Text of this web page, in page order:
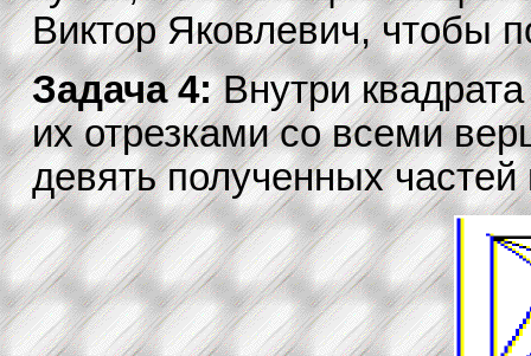
Виктор Яковлевич, чтобы
Задача 4:Внутри
их отрезками со всеми
девять полученных